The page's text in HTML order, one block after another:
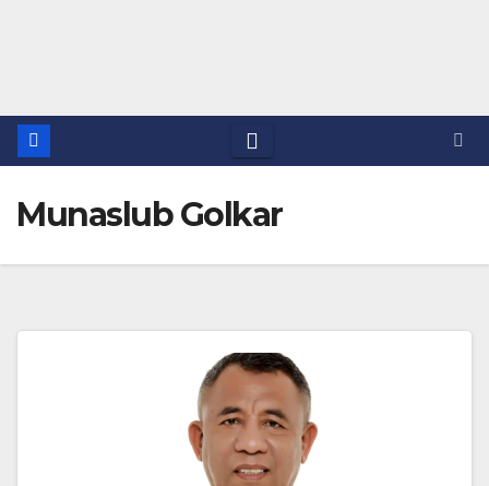
Munaslub Golkar